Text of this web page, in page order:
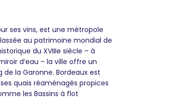
ses vins, est une métropole
au patrimoine mondial de
du XVIIIe siècle – à
d’eau – la ville offre un
la Garonne. Bordeaux est
quais réaménagés propices
les Bassins à flot